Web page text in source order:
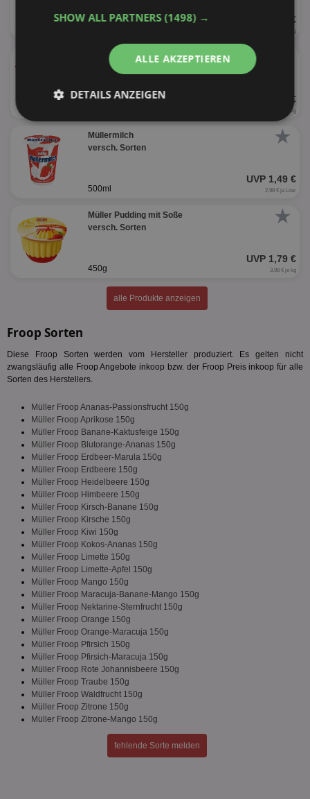
UVP 0,99 €
4,95 € je kg
Müller Doppeldecker
versch. Sorten
UVP 1,59 €
3,18 € je kg
★
Müllermilch
versch. Sorten
UVP 1,49 €
500ml 2,98 € je Liter
★
Müller Pudding mit Soße
versch. Sorten
UVP 1,79 €
450g 3,98 € je kg
alle Produkte anzeigen
Froop Sorten
Diese Froop Sorten werden vom Hersteller produziert. Es gelten nicht
zwangsläufig alle Froop Angebote inkoop bzw. der Froop Preis inkoop für alle
Sorten des Herstellers.
Müller Froop Ananas-Passionsfrucht 150g
Müller Froop Aprikose 150g
Müller Froop Banane-Kaktusfeige 150g
Müller Froop Blutorange-Ananas 150g
Müller Froop Erdbeer-Marula 150g
Müller Froop Erdbeere 150g
Müller Froop Heidelbeere 150g
Müller Froop Himbeere 150g
Müller Froop Kirsch-Banane 150g
Müller Froop Kirsche 150g
Müller Froop Kiwi 150g
Müller Froop Kokos-Ananas 150g
Müller Froop Limette 150g
Müller Froop Limette-Apfel 150g
Müller Froop Mango 150g
Müller Froop Maracuja-Banane-Mango 150g
Müller Froop Nektarine-Sternfrucht 150g
Müller Froop Orange 150g
Müller Froop Orange-Maracuja 150g
Müller Froop Pfirsich 150g
Müller Froop Pfirsich-Maracuja 150g
Müller Froop Rote Johannisbeere 150g
Müller Froop Traube 150g
Müller Froop Waldfrucht 150g
Müller Froop Zitrone 150g
Müller Froop Zitrone-Mango 150g
fehlende Sorte melden
SHOW ALL PARTNERS(1498) →
ALLE AKZEPTIEREN
DETAILS ANZEIGEN
Unbedingt
erforderlich
Performance
Targeting
Unbedingt erforderlich
Targeting
Funktionalität Unklassifizierte
Unbedingt erforderliche Cookies ermöglichen
Benutzeranmeldung und die Kontoverwaltung.
Ohne die unbedingt erforderlichen Cookies kann die
Website nicht ordnungsgemäß verwendet werden.
Name
Provider
identifier
securitytoken
PHPSESSID
PHP.net
CookieScriptConsent
www.aktionspreis.de